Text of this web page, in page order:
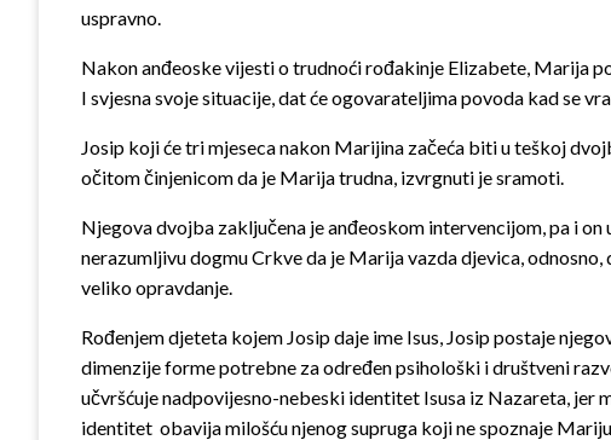
uspravno.
Nakon anđeoske vijesti o trudnoći rođakinje Elizabete, Marija
I svjesna svoje situacije, dat će ogovarateljima povoda kad se
Josip koji će tri mjeseca nakon Marijina začeća biti u teškoj
očitom činjenicom da je Marija trudna, izvrgnuti je sramoti.
Njegova dvojba zaključena je anđeoskom intervencijom, pa i on
nerazumljivu dogmu Crkve da je Marija vazda djevica,
veliko opravdanje.
Rođenjem djeteta kojem Josip daje ime Isus, Josip postaje
dimenzije forme potrebne za određen psihološki i društveni
učvršćuje nadpovijesno-nebeski identitet Isusa iz Nazareta, jer
identitet obavija milošću njenog supruga koji ne spoznaje